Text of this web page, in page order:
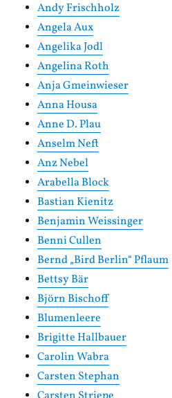
Andy Frischholz
Angela Aux
Angelika Jodl
Angelina Roth
Anja Gmeinwieser
Anna Housa
Anne D. Plau
Anselm Neft
Anz Nebel
Arabella Block
Bastian Kienitz
Benjamin Weissinger
Benni Cullen
Bernd „Bird Berlin“ Pflaum
Bettsy Bär
Björn Bischoff
Blumenleere
Brigitte Hallbauer
Carolin Wabra
Carsten Stephan